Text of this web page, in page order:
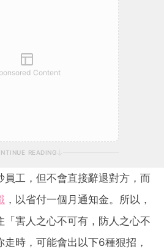
Content
READING
員工，但不會直接辭退對方，而
，以省付一個月通知金。所以，
「害人之心不可有，防人之心不
時，可能會出以下6種狠招，